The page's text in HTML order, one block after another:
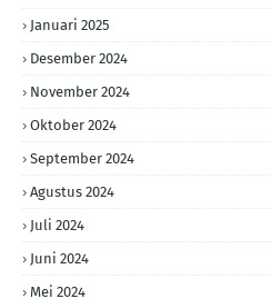
Januari 2025
Desember 2024
November 2024
Oktober 2024
September 2024
Agustus 2024
Juli 2024
Juni 2024
Mei 2024